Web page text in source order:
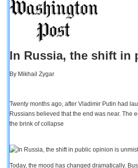
In Russia, the shift in
By Mikhail Zygar
Twenty months ago, after Vladimir Putin had
Russians believed that the end was near. The
the brink of collapse
Today, the mood has changed dramatically.